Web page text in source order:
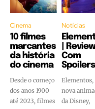
Cinema
10 filmes
marcantes
da história
do cinema
Desde o começo
dos anos 1900
até 2023, filmes
Notícias
| Review
Com
Spoilers
Elementos,
nova
da Disney,